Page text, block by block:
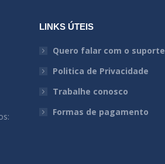
LINKS ÚTEIS
Quero falar com o suporte
Politica de Privacidade
Trabalhe conosco
Formas de pagamento